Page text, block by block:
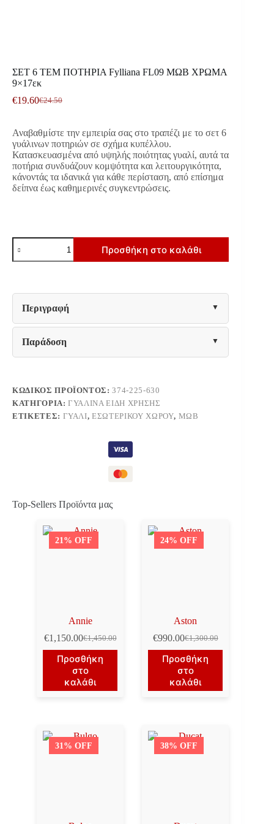
ΣΕΤ 6 ΤΕΜ ΠΟΤΗΡΙΑ Fylliana FL09 ΜΩΒ ΧΡΩΜΑ
9×17εκ
€24.50
Original
was:
€24.50.
€19.60Η
τιμή
είναι:
€19.60.
Αναβαθμίστε την εμπειρία σας στο τραπέζι με το σετ 6
γυάλινων ποτηριών σε σχήμα κυπέλλου.
Κατασκευασμένα από υψηλής ποιότητας γυαλί, αυτά τα
ποτήρια συνδυάζουν κομψότητα και λειτουργικότητα,
κάνοντάς τα ιδανικά για κάθε περίσταση, από επίσημα
δείπνα έως καθημερινές συγκεντρώσεις.
ΣΕΤ
ΤΕΜ
FL09
ΜΩΒ
ΧΡΩΜΑ
9x17εκ
ποσότητα
Προσθήκη στο καλάθι
Περιγραφή
Παράδοση
ΚΩΔΙΚΌΣ ΠΡΟΪΌΝΤΟΣ:374-225-630
ΚΑΤΗΓΟΡΊΑ:ΓΥΆΛΙΝΑ ΕΊΔΗ ΧΡΉΣΗΣ
ΕΤΙΚΈΤΕΣ: ΓΥΑΛΊ,ΕΣΩΤΕΡΙΚΟΎ ΧΏΡΟΥ, ΜΩΒ
Top-Sellers Προϊόντα μας
21% OFF
Annie
€1,450.00
Original
price
was:
€1,450.00.
€1,150.00Η
τρέχουσα
τιμή
είναι:
€1,150.00.
Προσθήκη
στο
καλάθι
24% OFF
Aston
€1,300.00
Original
price
was:
€1,300.00.
€990.00Η
τρέχουσα
τιμή
είναι:
€990.00.
Προσθήκη
στο
καλάθι
31% OFF 38% OFF